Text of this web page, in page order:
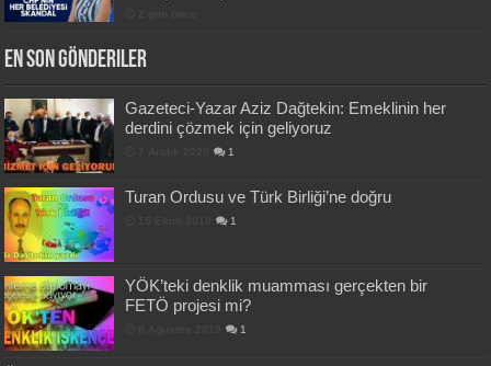
En Son Gönderiler
Gazeteci-Yazar Aziz Dağtekin: Emeklinin her
derdini çözmek için geliyoruz
1
Turan Ordusu ve Türk Birliği’ne doğru
1
YÖK’teki denklik muamması gerçekten bir
FETÖ projesi mi?
1